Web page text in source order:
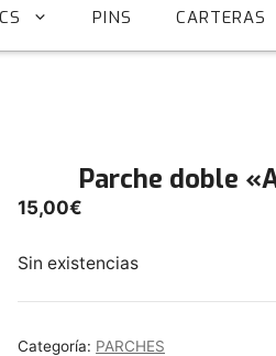
PINS CARTERAS
Parche doble
15,00€
Sin existencias
Categoría: PARCHES